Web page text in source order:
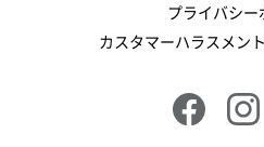
2024
2024
プライバシー
カスタマーハラスメン